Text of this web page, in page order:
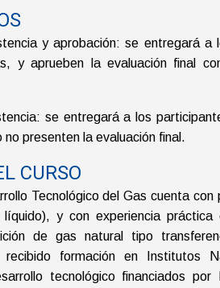
y aprobación: se entregará
y aprueben la evaluación final
se entregará a los
no presenten la evaluación final.
CURSO
Tecnológico del Gas cuenta
líquido), y con experiencia
de gas natural tipo
recibido formación en Institutos
tecnológico financiados